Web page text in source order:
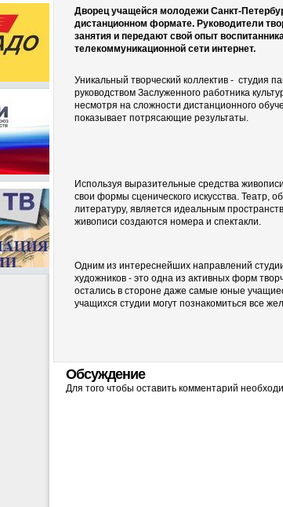
Дворец учащейся молодежи Санкт-
дистанционном формате. Руководители
занятия и передают свой опыт
телекоммуникационной сети интернет.
Уникальный творческий коллектив - студия
руководством Заслуженного работника
несмотря на сложности дистанционного
показывает потрясающие результаты.
Используя выразительные средства
свои формы сценического искусства. Театр,
литературу, является идеальным
живописи создаются номера и спектакли.
Одним из интереснейших направлений
художников - это одна из активных форм
остались в стороне даже самые юные
учащихся студии могут познакомиться все
Обсуждение
Для того чтобы оставить комментарий